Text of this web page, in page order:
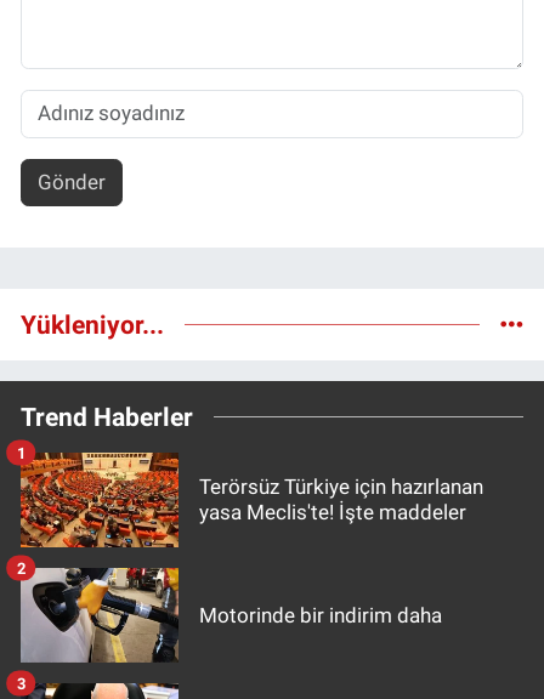
Gönder
Yükleniyor...
Trend Haberler
Terörsüz Türkiye için hazırlanan
yasa Meclis'te! İşte maddeler
1
Motorinde bir indirim daha
2
3